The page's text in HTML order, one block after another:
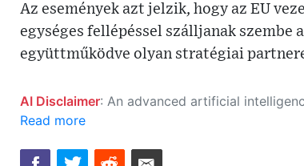
Az események azt jelzik, hogy az EU
egységes fellépéssel szálljanak
együttműködve olyan stratégiai
AI Disclaimer: An advanced artificial intelligence (AI) system generated the content of this page on its own. This innovative technology conducts extensive research from a variety of reliable sources, performs rigorous fact-checking and
Read more